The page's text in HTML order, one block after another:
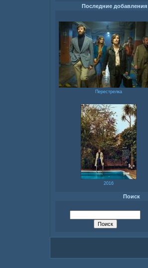
Последние добавления
Перестрелка
2016
Поиск